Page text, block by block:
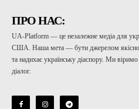
ПРО НАС:
UA-Platform — це незалежне медіа для
США. Наша мета — бути джерелом якісної
та надихає українську діаспору. Ми
діалог.